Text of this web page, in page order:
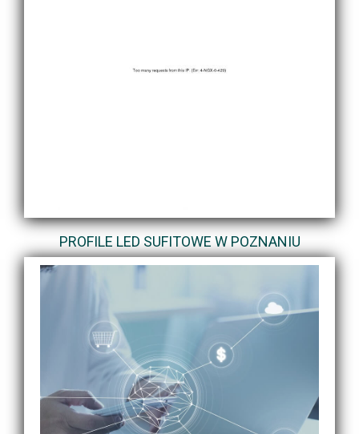
PROFILE LED SUFITOWE W POZNANIU